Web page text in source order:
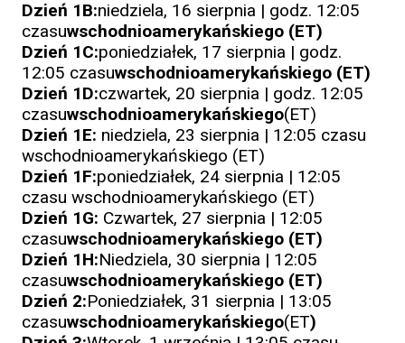
Dzień 1B:niedziela, 16 sierpnia | godz. 12:05
czasuwschodnioamerykańskiego (ET)
Dzień 1C:poniedziałek, 17 sierpnia | godz.
12:05 czasuwschodnioamerykańskiego (ET)
Dzień 1D:czwartek, 20 sierpnia | godz. 12:05
czasuwschodnioamerykańskiego(ET)
Dzień 1E: niedziela, 23 sierpnia | 12:05 czasu
wschodnioamerykańskiego (ET)
Dzień 1F:poniedziałek, 24 sierpnia | 12:05
czasu wschodnioamerykańskiego (ET)
Dzień 1G: Czwartek, 27 sierpnia | 12:05
czasuwschodnioamerykańskiego (ET)
Dzień 1H:Niedziela, 30 sierpnia | 12:05
czasuwschodnioamerykańskiego (ET)
Dzień 2:Poniedziałek, 31 sierpnia | 13:05
czasuwschodnioamerykańskiego(ET)